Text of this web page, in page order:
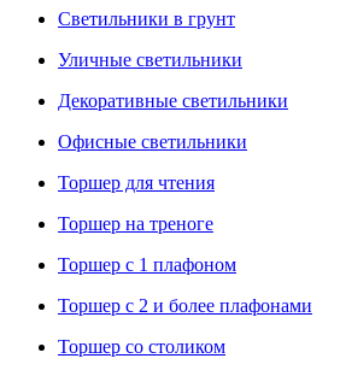
Светильники в грунт
Уличные светильники
Декоративные светильники
Офисные светильники
Торшер для чтения
Торшер на треноге
Торшер с 1 плафоном
Торшер с 2 и более плафонами
Торшер со столиком